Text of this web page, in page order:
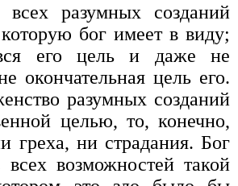
всех разумных созданий
бог имеет в виду;
его цель и даже не
окончательная цель его.
разумных созданий
целью, то, конечно,
греха, ни страдания. Бог
возможностей такой